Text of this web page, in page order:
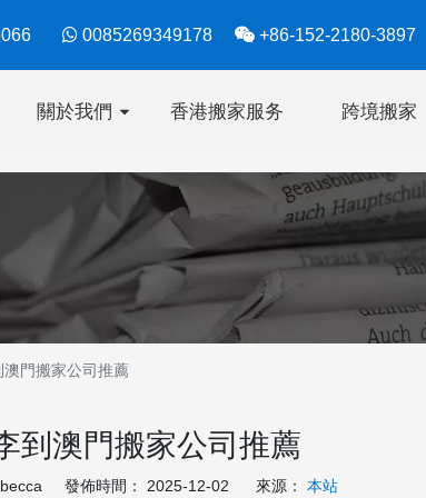
6066  0085269349178  +86-152-2180-3897
關於我們 香港搬家服务 跨境搬家
門搬家公司推薦
到澳門搬家公司推薦
發佈時間： 2025-12-02 來源： 本站